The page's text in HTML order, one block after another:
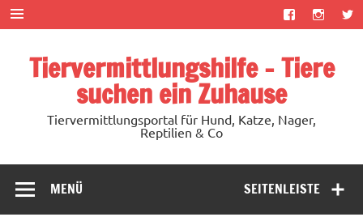
Zum
Inhalt
springen
Tiervermittlungshilfe – Tiere
suchen ein Zuhause
Tiervermittlungsportal für Hund, Katze, Nager,
Reptilien & Co
SEITENLEISTE
MENÜ